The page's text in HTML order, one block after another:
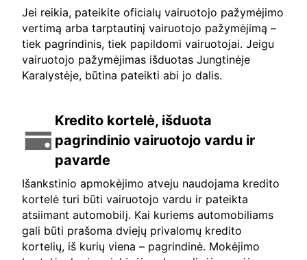
Jei reikia, pateikite oficialų vairuotojo pažymėjimo
vertimą arba tarptautinį vairuotojo pažymėjimą –
tiek pagrindinis, tiek papildomi vairuotojai. Jeigu
vairuotojo pažymėjimas išduotas Jungtinėje
Karalystėje, būtina pateikti abi jo dalis.
Kredito kortelė, išduota
pagrindinio vairuotojo vardu ir
pavarde
Išankstinio apmokėjimo atveju naudojama kredito
kortelė turi būti vairuotojo vardu ir pateikta
atsiimant automobilį. Kai kuriems automobiliams
gali būti prašoma dviejų privalomų kredito
kortelių, iš kurių viena – pagrindinė. Mokėjimo